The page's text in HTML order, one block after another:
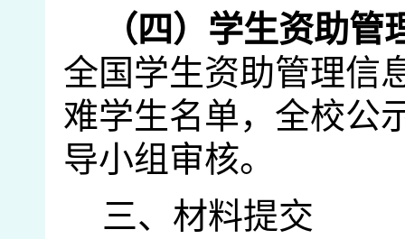
（四）学生资助管
全国学生资助管理信
难学生名单，全校公
导小组审核。
三、材料提交